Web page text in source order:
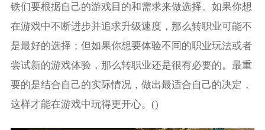
铁们要根据自己的游戏目的和需求来做选择。如果你想
在游戏中不断进步并追求升级速度，那么转职业可能不
是最好的选择；但如果你想要体验不同的职业玩法或者
尝试新的游戏体验，那么转职业还是很有必要的。最重
要的是结合自己的实际情况，做出最适合自己的决定，
这样才能在游戏中玩得更开心。()